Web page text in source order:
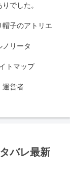
でした。
帽子のアトリエ
ノリータ
トマップ
運営者
バレ最新